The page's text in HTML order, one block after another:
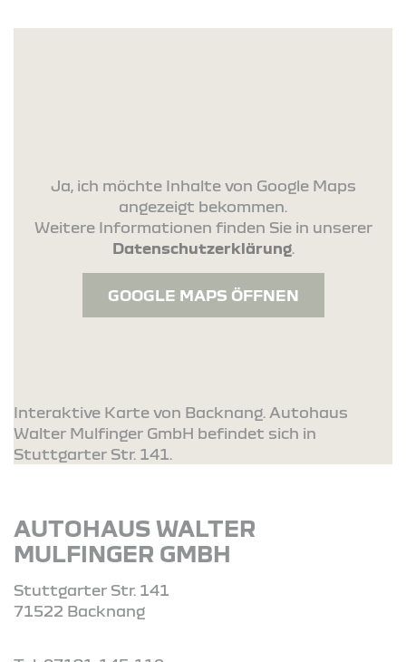
Ja, ich möchte Inhalte von Google Maps
angezeigt bekommen.
Weitere Informationen finden Sie in unserer
Datenschutzerklärung.
GOOGLE MAPS ÖFFNEN
Interaktive Karte von Backnang. Autohaus
Walter Mulfinger GmbH befindet sich in
Stuttgarter Str. 141.
AUTOHAUS WALTER
MULFINGER GMBH
Stuttgarter Str. 141
71522 Backnang